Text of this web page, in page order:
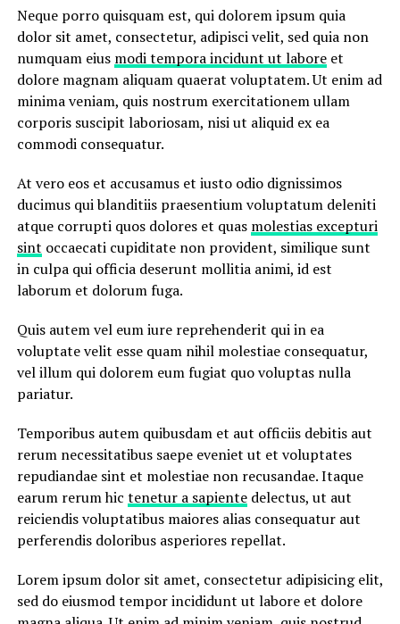
Neque porro quisquam est, qui dolorem ipsum quia
dolor sit amet, consectetur, adipisci velit, sed quia non
numquam eius modi tempora incidunt ut laboreet
dolore magnam aliquam quaerat voluptatem. Ut enim ad
minima veniam, quis nostrum exercitationem ullam
corporis suscipit laboriosam, nisi ut aliquid ex ea
commodi consequatur.
At vero eos et accusamus et iusto odio dignissimos
ducimus qui blanditiis praesentium voluptatum deleniti
atque corrupti quos dolores et quas molestias excepturi
sint occaecati cupiditate non provident, similique sunt
in culpa qui officia deserunt mollitia animi, id est
laborum et dolorum fuga.
Quis autem vel eum iure reprehenderit qui in ea
voluptate velit esse quam nihil molestiae consequatur,
vel illum qui dolorem eum fugiat quo voluptas nulla
pariatur.
Temporibus autem quibusdam et aut officiis debitis aut
rerum necessitatibus saepe eveniet ut et voluptates
repudiandae sint et molestiae non recusandae. Itaque
earum rerum hic tenetur a sapientedelectus, ut aut
reiciendis voluptatibus maiores alias consequatur aut
perferendis doloribus asperiores repellat.
Lorem ipsum dolor sit amet, consectetur adipisicing elit,
sed do eiusmod tempor incididunt ut labore et dolore